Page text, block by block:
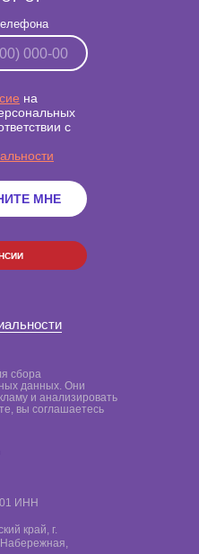
на
с
МНЕ
ИНН
край, г.
Набережная,
сбора
данных. Они
и анализировать
вы соглашаетесь